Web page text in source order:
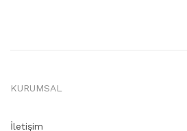
KURUMSAL
İletişim